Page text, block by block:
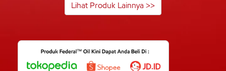
Lihat Produk Lainnya >>